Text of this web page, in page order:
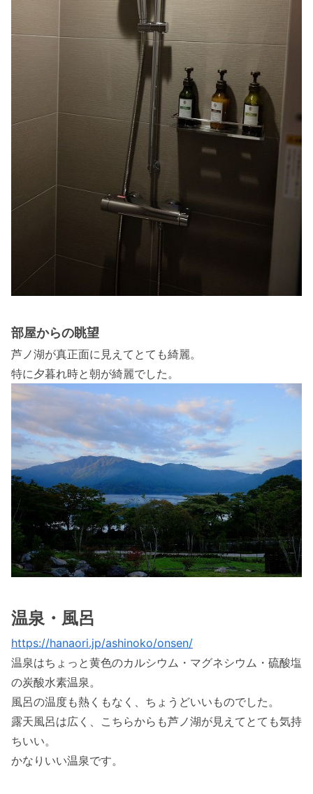
部屋からの眺望
芦ノ湖が真正面に見えてとても綺麗。
特に夕暮れ時と朝が綺麗でした。
温泉・風呂
https://hanaori.jp/ashinoko/onsen/
温泉はちょっと黄色のカルシウム・マグネシウム・硫酸塩
の炭酸水素温泉。
風呂の温度も熱くもなく、ちょうどいいものでした。
露天風呂は広く、こちらからも芦ノ湖が見えてとても気持
ちいい。
かなりいい温泉です。